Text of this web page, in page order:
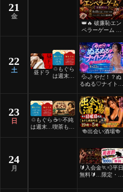
21
金
👑🔥 破廉恥エン
ペラーゲーム 🔥
👑
22
土 昼ドラ
♲もぐら
は週末祝
💦🌙 やだ！？ぬ
るぬる♡ナイトプ
23
日
♲もぐら
は週末祝
☕️✨不純
喫茶もぐ
🍻出会い酒場🍻
24
月
🔰入会金
無料🔰ご
ーツナイ
🏃💨平日
限定・先